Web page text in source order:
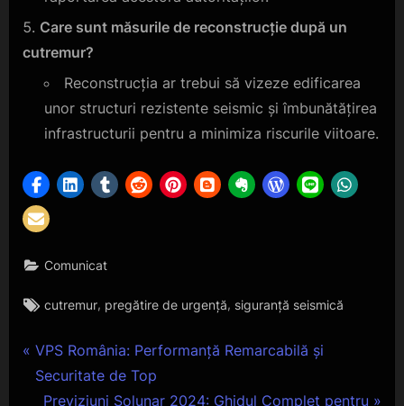
Care sunt măsurile de reconstrucție după un
cutremur?
Reconstrucția ar trebui să vizeze edificarea
unor structuri rezistente seismic și îmbunătățirea
infrastructurii pentru a minimiza riscurile viitoare.
Comunicat
Tags:
cutremur, pregătire de urgență, siguranță seismică
Navigare
P
r
VPS România: Performanță Remarcabilă și
Securitate de Top
N
Previziuni Solunar 2024: Ghidul Complet pentru